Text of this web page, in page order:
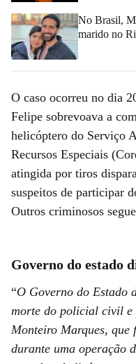
No Brasil,
marido no
O caso ocorreu no dia
Felipe sobrevoava a
helicóptero do Serviço
Recursos Especiais
atingida por tiros
suspeitos de participar
Outros criminosos
Governo do estado
“O Governo do Estado
morte do policial civil
Monteiro Marques, que
durante uma operação